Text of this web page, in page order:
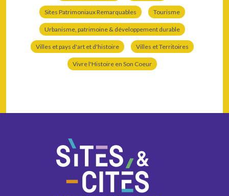
Sites Patrimoniaux Remarquables Tourisme
Urbanisme, patrimoine & développement durable
Villes et pays d'art et d'histoire Villes et Territoires
Vivre l'Histoire en Son Coeur